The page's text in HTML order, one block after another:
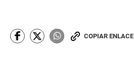
COPIAR ENLACE